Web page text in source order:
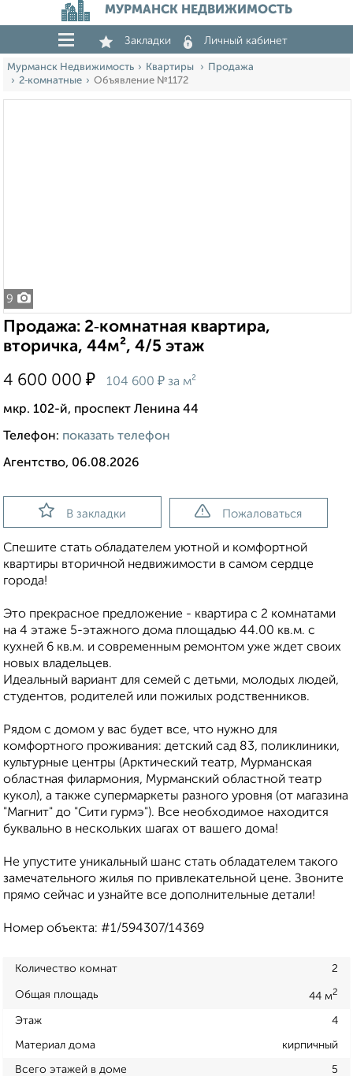
МУРМАНСК НЕДВИЖИМОСТЬ
Закладки Личный кабинет
Мурманск Недвижимость Квартиры
Продажа
2‑комнатные
Объявление №1172
9
Продажа: 2‑комнатная квартира,
вторичка, 44м², 4/5 этаж
4 600 000 ₽ 104 600 ₽ за м²
мкр. 102-й, проспект Ленина 44
Телефон: показать телефон
Агентство, 06.08.2026
В закладки Пожаловаться
Спешите стать обладателем уютной и комфортной
квартиры вторичной недвижимости в самом сердце
города!
Это прекрасное предложение - квартира с 2 комнатами
на 4 этаже 5-этажного дома площадью 44.00 кв.м. с
кухней 6 кв.м. и современным ремонтом уже ждет своих
новых владельцев.
Идеальный вариант для семей с детьми, молодых людей,
студентов, родителей или пожилых родственников.
Рядом с домом у вас будет все, что нужно для
комфортного проживания: детский сад 83, поликлиники,
культурные центры (Арктический театр, Мурманская
областная филармония, Мурманский областной театр
кукол), а также супермаркеты разного уровня (от магазина
"Магнит" до "Сити гурмэ"). Все необходимое находится
буквально в нескольких шагах от вашего дома!
Не упустите уникальный шанс стать обладателем такого
замечательного жилья по привлекательной цене. Звоните
прямо сейчас и узнайте все дополнительные детали!
Номер объекта: #1/594307/14369
Количество комнат 2
Общая площадь 44 м2
Этаж 4
Материал дома кирпичный
Всего этажей в доме 5